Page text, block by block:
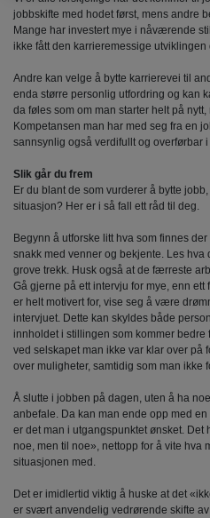
jobbskifte med hodet først, mens andre
Mange har investert mye i nåværende
ikke fått den karrieremessige utviklingen
Andre kan velge å bytte karrierevei til
enda større personlig utfordring og kan
da føles som om man starter helt på
Kompetansen man har med seg fra en
sannsynlig også verdifullt og overførbar i
Slik går du frem
Er du blant de som vurderer å bytte
situasjon? Her er i så fall ett råd til deg.
Begynn å utforske litt hva som finnes
snakk med venner og bekjente. Les
grove trekk. Husk også at de færreste
Gå gjerne på ett intervju for mye, enn
er helt motivert for, vise seg å være
intervjuet. Dette kan skyldes både
innholdet i stillingen som kommer
ved selskapet man ikke var klar over på
over muligheter, samtidig som man ikke
Å slutte i jobben på dagen, uten å ha
anbefale. Da kan man ende opp med
er det man i utgangspunktet ønsket. Det
noe, men til noe», nettopp for å vite hva
situasjonen med.
Det er imidlertid viktig å huske at det
er svært anvendelig vedrørende skifte